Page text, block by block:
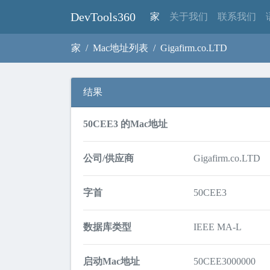
DevTools360 家 (current)
关于我们 联系我们
家 Mac地址列表 Gigafirm.co.LTD
结果
50CEE3 的Mac地址
公司/供应商 Gigafirm.co.LTD
字首 50CEE3
数据库类型 IEEE MA-L
启动Mac地址 50CEE3000000